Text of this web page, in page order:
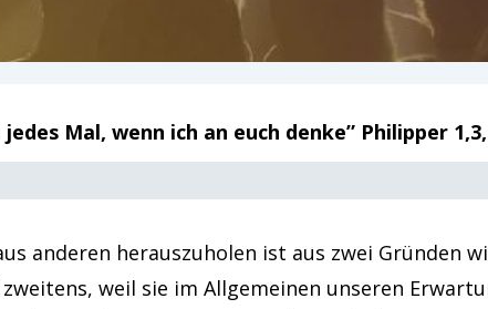
Mal, wenn ich an euch denke” Philipper
anderen herauszuholen ist aus zwei Gründen
weil sie im Allgemeinen unseren